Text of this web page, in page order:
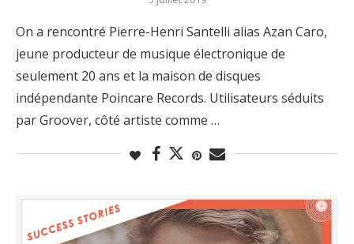
On a rencontré Pierre-Henri Santelli alias Azan Caro,
jeune producteur de musique électronique de
seulement 20 ans et la maison de disques
indépendante Poincare Records. Utilisateurs séduits
par Groover, côté artiste comme …